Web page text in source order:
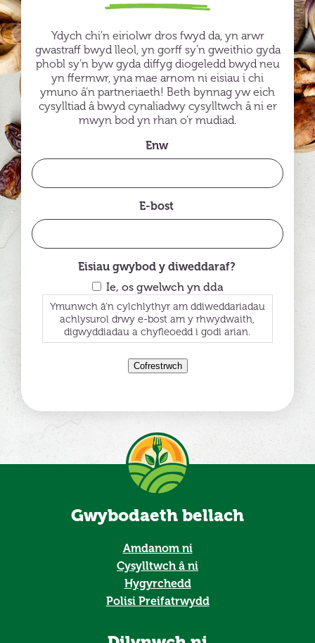
Ydych chi’n eiriolwr dros fwyd da, yn arwr
gwastraff bwyd lleol, yn gorff sy’n gweithio gyda
phobl sy’n byw gyda diffyg diogeledd bwyd neu
yn ffermwr, yna mae arnom ni eisiau i chi
ymuno â’n partneriaeth! Beth bynnag yw eich
cysylltiad â bwyd cynaliadwy cysylltwch â ni er
mwyn bod yn rhan o’r mudiad.
Enw
E-bost
Eisiau gwybod y diweddaraf?
Ie, os gwelwch yn dda
Ymunwch â’n cylchlythyr am ddiweddariadau
achlysurol drwy e-bost am y rhwydwaith,
digwyddiadau a chyfleoedd i godi arian.
Cofrestrwch
Gwybodaeth bellach
Amdanom ni
Cysylltwch â ni
Hygyrchedd
Polisi Preifatrwydd